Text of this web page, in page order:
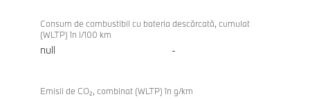
Consum de combustibil cu bateria descărcată, cumulat
(WLTP) în l/100 km
null -
Emisii de CO₂, combinat (WLTP) în g/km